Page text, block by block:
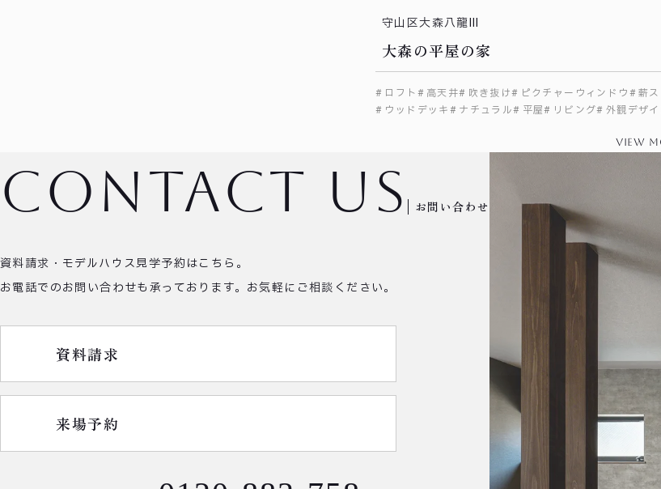
守山区大森八龍Ⅲ
大森の平屋の家
ロフト 高天井 吹き抜け ピクチャーウィンドウ
薪
ウッドデッキ
ナチュラル 平屋 リビング 外観デザイ
view
お問い合わせ
contact us
資料請求・モデルハウス見学予約はこちら。
お電話でのお問い合わせも承っております。 お気軽にご相談ください。
資料請求
来場予約